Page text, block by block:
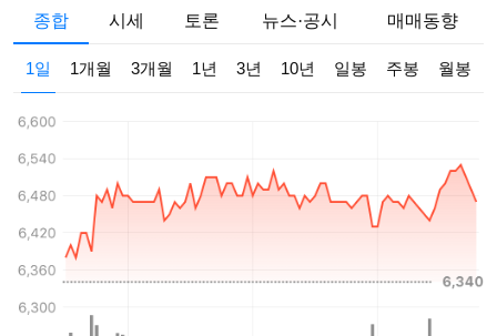
종합 시세 토론 뉴스·공시 매매동향
1일 1개월 3개월 1년 3년 10년 일봉 주봉 월봉